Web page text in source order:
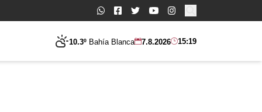
Buscar:
10.3º Bahía Blanca 7.8.2026 15:19